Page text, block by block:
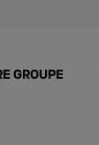
GROUPE